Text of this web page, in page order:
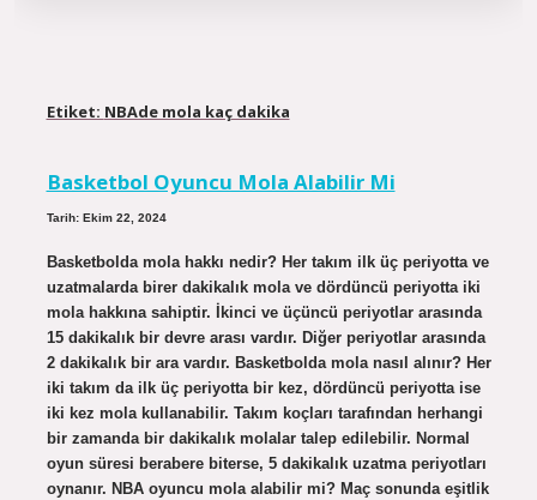
Etiket: NBAde mola kaç dakika
Basketbol Oyuncu Mola Alabilir Mi
Tarih: Ekim 22, 2024
Basketbolda mola hakkı nedir? Her takım ilk üç periyotta ve
uzatmalarda birer dakikalık mola ve dördüncü periyotta iki
mola hakkına sahiptir. İkinci ve üçüncü periyotlar arasında
15 dakikalık bir devre arası vardır. Diğer periyotlar arasında
2 dakikalık bir ara vardır. Basketbolda mola nasıl alınır? Her
iki takım da ilk üç periyotta bir kez, dördüncü periyotta ise
iki kez mola kullanabilir. Takım koçları tarafından herhangi
bir zamanda bir dakikalık molalar talep edilebilir. Normal
oyun süresi berabere biterse, 5 dakikalık uzatma periyotları
oynanır. NBA oyuncu mola alabilir mi? Maç sonunda eşitlik